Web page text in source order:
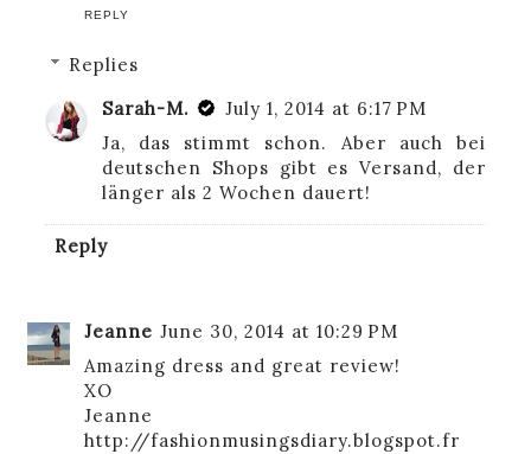
REPLY
Replies
Sarah-M.
July 1, 2014 at 6:17 PM
Ja, das stimmt schon. Aber auch bei
deutschen Shops gibt es Versand, der
länger als 2 Wochen dauert!
Reply
Jeanne June 30, 2014 at 10:29 PM
Amazing dress and great review!
XO
Jeanne
http://fashionmusingsdiary.blogspot.fr